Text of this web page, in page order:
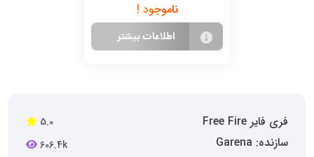
ناموجود !
اطلاعات بیشتر
فری فایر Free Fire
سازنده: Garena
5.0
606.4k